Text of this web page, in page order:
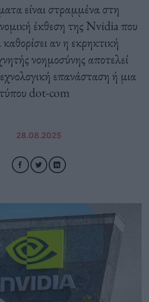
είναι στραμμένα στη
έκθεση της Nvidia που
αν η εκρηκτική
νοημοσύνης αποτελεί
επανάσταση ή μια
dot-com
28.08.2025